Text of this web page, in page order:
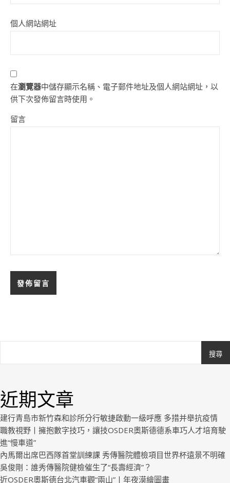
個人網站網址
在瀏覽器中儲存顯示名稱、電子郵件地址及個人網站網址，以
供下次發佈留言時使用。
留言
搜尋
近期文章
建行青島市新竹森和診所分行敏捷啟動一級呼應 多措并舉抗疫情
職教視野丨擁抱數字技巧，讓技OSDER奧斯德德系車巧人才培育駛
進“慢車道”
內馬爾出席巴西隊首堂訓練課 秀傳醫院體檢項目世界杯遠景不明確
吳俊剛：誰秀傳醫院健檢催生了“長壽經濟”？
近OSDER奧斯德台北汽車觀“兩山”丨年夜漠繪圖畫
Royal.